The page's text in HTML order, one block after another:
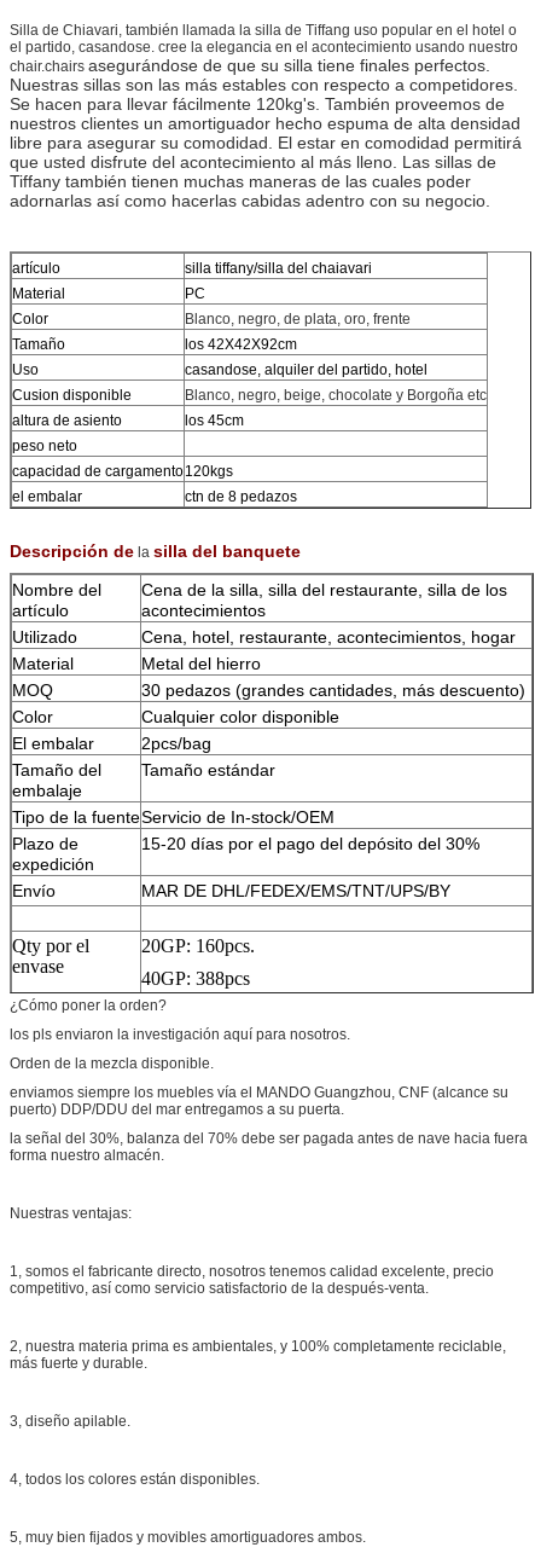
Silla de Chiavari, también llamada la silla de Tiffang uso popular en el hotel o
el partido, casandose. cree la elegancia en el acontecimiento usando nuestro
chair.chairs asegurándose de que su silla tiene finales perfectos.
Nuestras sillas son las más estables con respecto a competidores.
Se hacen para llevar fácilmente 120kg's. También proveemos de
nuestros clientes un amortiguador hecho espuma de alta densidad
libre para asegurar su comodidad. El estar en comodidad permitirá
que usted disfrute del acontecimiento al más lleno. Las sillas de
Tiffany también tienen muchas maneras de las cuales poder
adornarlas así como hacerlas cabidas adentro con su negocio.
artículo
silla tiffany/silla del chaiavari
Material
PC
Color
Blanco, negro, de plata, oro, frente
Tamaño
los 42X42X92cm
Uso
casandose, alquiler del partido, hotel
Cusion disponible
Blanco, negro, beige, chocolate y Borgoña etc
altura de asiento
los 45cm
peso neto
capacidad de cargamento120kgs
el embalar
ctn de 8 pedazos
Descripción de la silla del banquete
Nombre del
artículo
Cena de la silla, silla del restaurante, silla de los
acontecimientos
Utilizado
Cena, hotel, restaurante, acontecimientos, hogar
Material
Metal del hierro
MOQ
30 pedazos (grandes cantidades, más descuento)
Color
Cualquier color disponible
El embalar
2pcs/bag
Tamaño del
embalaje
Tamaño estándar
Tipo de la fuenteServicio de In-stock/OEM
Plazo de
expedición
15-20 días por el pago del depósito del 30%
Envío MAR DE DHL/FEDEX/EMS/TNT/UPS/BY
Qty por el
envase
20GP: 160pcs.
40GP: 388pcs
¿Cómo poner la orden?
los pls enviaron la investigación aquí para nosotros.
Orden de la mezcla disponible.
enviamos siempre los muebles vía el MANDO Guangzhou, CNF (alcance su
puerto) DDP/DDU del mar entregamos a su puerta.
la señal del 30%, balanza del 70% debe ser pagada antes de nave hacia fuera
forma nuestro almacén.
Nuestras ventajas:
1, somos el fabricante directo, nosotros tenemos calidad excelente, precio
competitivo, así como servicio satisfactorio de la después-venta.
2, nuestra materia prima es ambientales, y 100% completamente reciclable,
más fuerte y durable.
3, diseño apilable.
4, todos los colores están disponibles.
5, muy bien fijados y movibles amortiguadores ambos.